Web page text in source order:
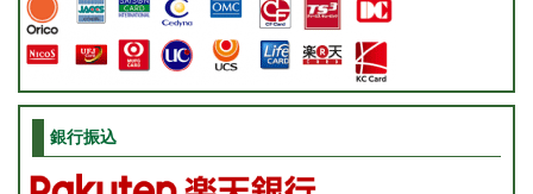
銀行振込